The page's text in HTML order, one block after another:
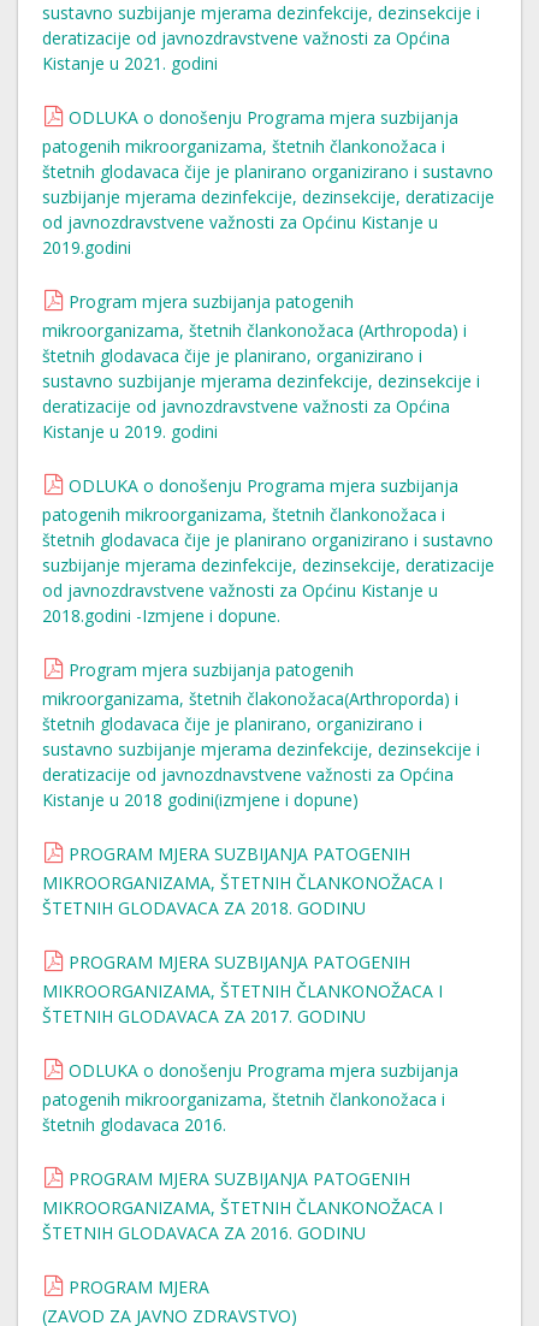
sustavno suzbijanje mjerama dezinfekcije, dezinsekcije i
deratizacije od javnozdravstvene važnosti za Općina
Kistanje u 2021. godini
ODLUKA o donošenju Programa mjera suzbijanja
patogenih mikroorganizama, štetnih člankonožaca i
štetnih glodavaca čije je planirano organizirano i sustavno
suzbijanje mjerama dezinfekcije, dezinsekcije, deratizacije
od javnozdravstvene važnosti za Općinu Kistanje u
2019.godini
Program mjera suzbijanja patogenih
mikroorganizama, štetnih člankonožaca (Arthropoda) i
štetnih glodavaca čije je planirano, organizirano i
sustavno suzbijanje mjerama dezinfekcije, dezinsekcije i
deratizacije od javnozdravstvene važnosti za Općina
Kistanje u 2019. godini
ODLUKA o donošenju Programa mjera suzbijanja
patogenih mikroorganizama, štetnih člankonožaca i
štetnih glodavaca čije je planirano organizirano i sustavno
suzbijanje mjerama dezinfekcije, dezinsekcije, deratizacije
od javnozdravstvene važnosti za Općinu Kistanje u
2018.godini -Izmjene i dopune.
Program mjera suzbijanja patogenih
mikroorganizama, štetnih člakonožaca(Arthroporda) i
štetnih glodavaca čije je planirano, organizirano i
sustavno suzbijanje mjerama dezinfekcije, dezinsekcije i
deratizacije od javnozdnavstvene važnosti za Općina
Kistanje u 2018 godini(izmjene i dopune)
PROGRAM MJERA SUZBIJANJA PATOGENIH
MIKROORGANIZAMA, ŠTETNIH ČLANKONOŽACA I
ŠTETNIH GLODAVACA ZA 2018. GODINU
PROGRAM MJERA SUZBIJANJA PATOGENIH
MIKROORGANIZAMA, ŠTETNIH ČLANKONOŽACA I
ŠTETNIH GLODAVACA ZA 2017. GODINU
ODLUKA o donošenju Programa mjera suzbijanja
patogenih mikroorganizama, štetnih člankonožaca i
štetnih glodavaca 2016.
PROGRAM MJERA SUZBIJANJA PATOGENIH
MIKROORGANIZAMA, ŠTETNIH ČLANKONOŽACA I
ŠTETNIH GLODAVACA ZA 2016. GODINU
PROGRAM MJERA
(ZAVOD ZA JAVNO ZDRAVSTVO)